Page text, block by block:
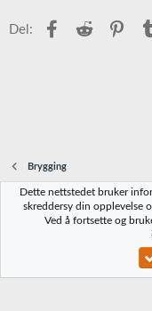
Del: Facebook
Reddit
Brygging
Norbrygg-default
Vilkår og
Community platform by
Dette nettstedet bruker
skreddersy din opplevelse
Ved å fortsette og